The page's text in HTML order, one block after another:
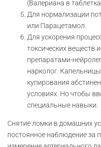
(Валериана в
Для нормализации
или Парацетамол.
Для ускорения
токсических веществ
препаратами-
нарколог.
купирования
условиях. Но чтобы
специальные навыки.
Снятие ломки в домашних
постоянное наблюдение за